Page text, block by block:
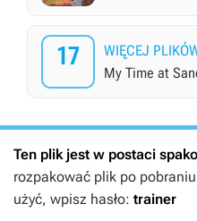
17
WIĘCEJ
My Time at
Ten plik jest w postaci
rozpakować plik po
użyć, wpisz hasło: trainer